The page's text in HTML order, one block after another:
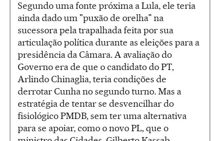
Segundo uma fonte próxima a Lula, ele teria
ainda dado um "puxão de orelha" na
sucessora pela trapalhada feita por sua
articulação política durante as eleições para a
presidência da Câmara. A avaliação do
Governo era de que o candidato do PT,
Arlindo Chinaglia, teria condições de
derrotar Cunha no segundo turno. Mas a
estratégia de tentar se desvencilhar do
fisiológico PMDB, sem ter uma alternativa
para se apoiar, como o novo PL, que o